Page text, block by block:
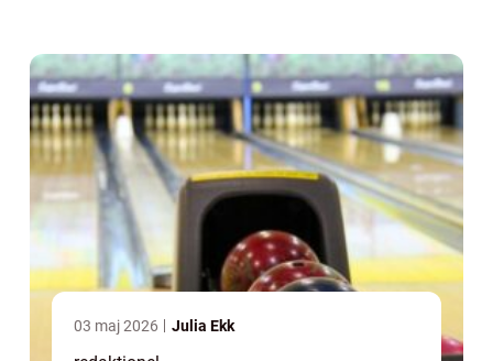
...
03 maj 2026 Julia Ekk